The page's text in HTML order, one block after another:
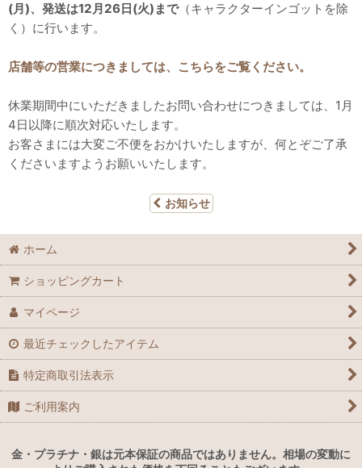
(月)、発送は12月26日(火)まで（キャラクターインゴットを除
く）に行います。
店舗等の営業につきましては、こちらをご覧ください。
休業期間中にいただきましたお問い合わせにつきましては、1月
4日以降に順次対応いたします。
お客さまには大変ご不便をおかけいたしますが、何とぞご了承
くださいますようお願いいたします。
お知らせ
ホーム
ショッピングカート
マイページ
最近チェックしたアイテム
特定商取引法表示
ご利用案内
金・プラチナ・銀は元本保証の商品ではありません。相場の変動に